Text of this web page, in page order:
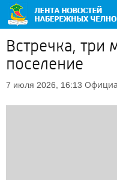
Встречка,
поселение
7 июля 2026, 16:13